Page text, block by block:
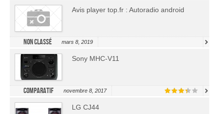
Avis player top.fr : Autoradio android
Non classé mars 8, 2019
Sony MHC-V11
Comparatif novembre 8, 2017
LG CJ44